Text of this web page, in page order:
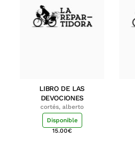
LIBRO DE LAS
DEVOCIONES
cortés, alberto
Disponible
15.00€